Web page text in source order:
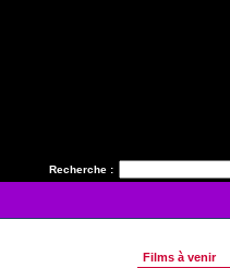
Recherche :
Films à venir